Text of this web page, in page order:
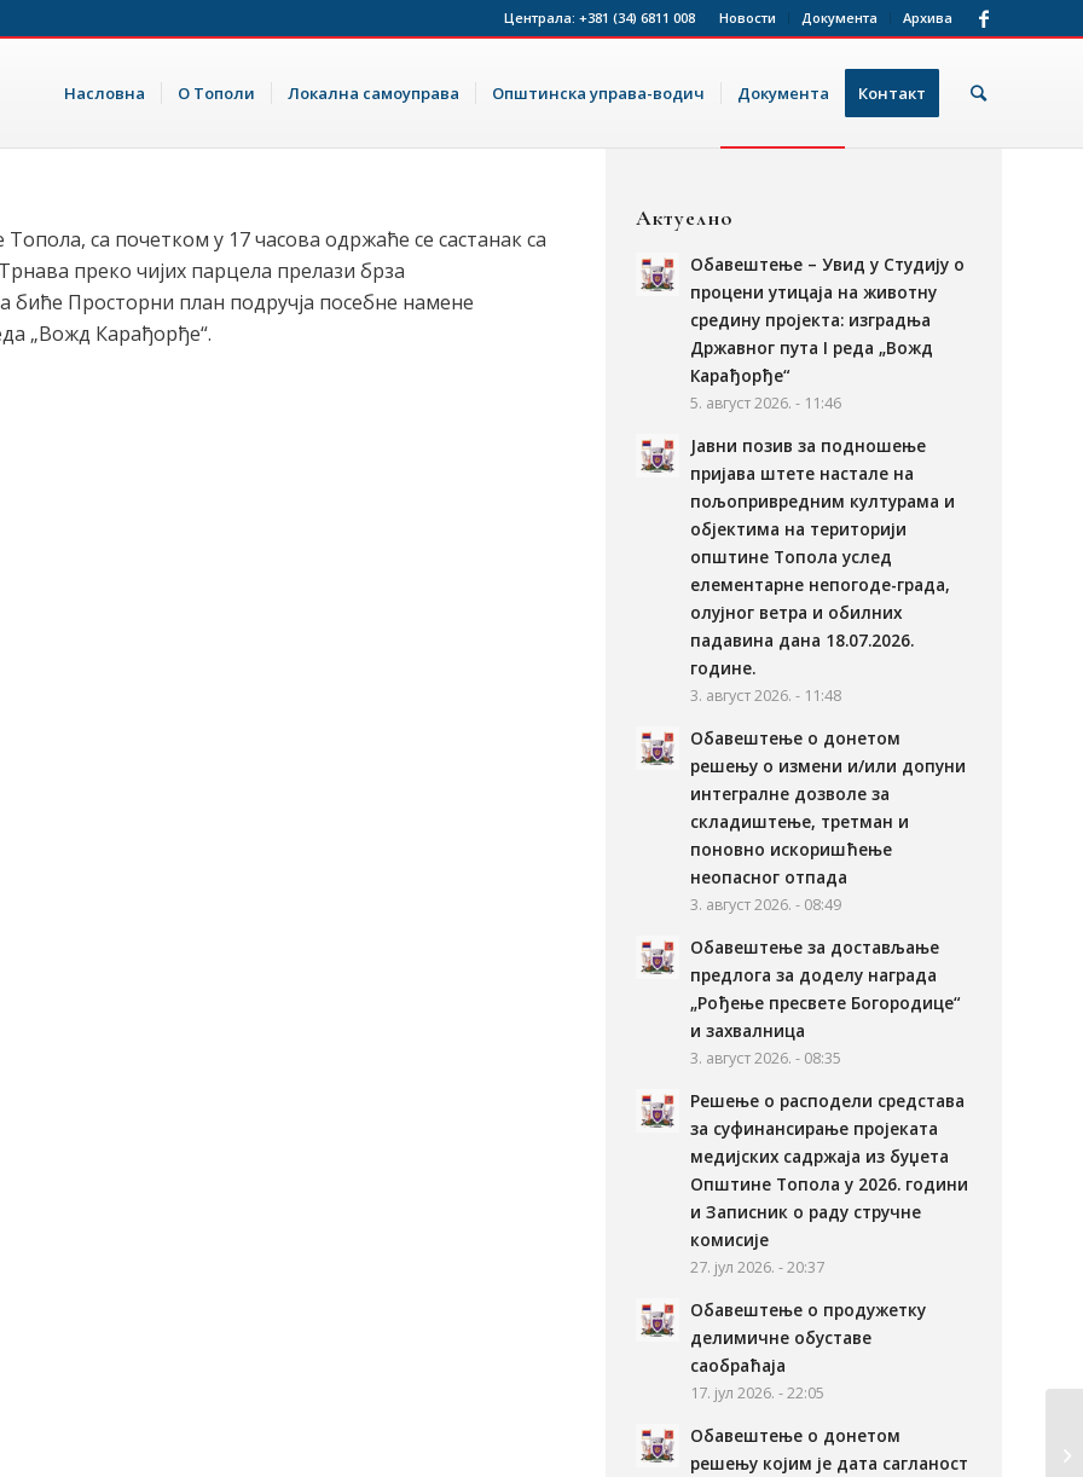
Новости Документа Архива
Централа: +381 (34) 6811 008
Насловна О Тополи Локална самоуправа Општинска управа-водич Документа Контакт
са почетком у 17 часова одржаће се састанак са
преко чијих парцела прелази брза
биће Просторни план подручја посебне намене
„Вожд Карађорђе“.
Актуелно
Обавештење – Увид у Студију о
процени утицаја на животну
средину пројекта: изградња
Државног пута I реда „Вожд
Карађорђе“
5. август 2026. - 11:46
Јавни позив за подношење
пријава штете настале на
пољопривредним културама и
објектима на територији
општине Топола услед
елементарне непогоде-града,
олујног ветра и обилних
падавина дана 18.07.2026.
године.
3. август 2026. - 11:48
Обавештење о донетом
решењу о измени и/или допуни
интегралне дозволе за
складиштење, третман и
поновно искоришћење
неопасног отпада
3. август 2026. - 08:49
Обавештење за достављање
предлога за доделу награда
„Рођење пресвете Богородице“
и захвалница
3. август 2026. - 08:35
Решење о расподели средстава
за суфинансирање пројеката
медијских садржаја из буџета
Општине Топола у 2026. години
и Записник о раду стручне
комисије
27. јул 2026. - 20:37
Обавештење о продужетку
делимичне обуставе
саобраћаја
17. јул 2026. - 22:05
Обавештење о донетом
решењу којим је дата сагланост